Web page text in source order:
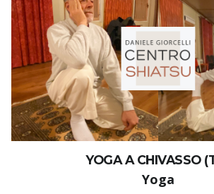
YOGA A CHIVASSO
Yoga